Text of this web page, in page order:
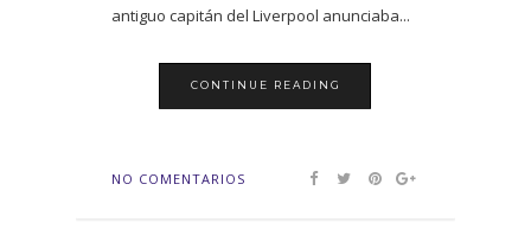
antiguo capitán del Liverpool anunciaba...
CONTINUE READING
NO COMENTARIOS